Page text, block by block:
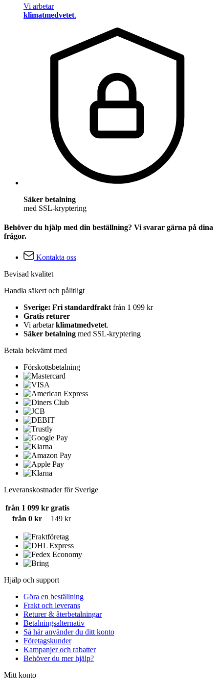
Vi arbetar
klimatmedvetet.
Säker betalning
med SSL-kryptering
Behöver du hjälp med din beställning? Vi svarar gärna på dina
frågor.
Kontakta oss
Bevisad kvalitet
Handla säkert och pålitligt
Sverige: Fri standardfraktfrån 1 099 kr
Gratis returer
Vi arbetarklimatmedvetet.
Säker betalning med SSL-kryptering
Betala bekvämt med
Förskottsbetalning
Leveranskostnader för Sverige
från 1 099 kr gratis
från 0 kr
149 kr
Hjälp och support
Göra en beställning
Frakt och leverans
Returer & återbetalningar
Betalningsalternativ
Så här använder du ditt konto
Företagskunder
Kampanjer och rabatter
Behöver du mer hjälp?
Mitt konto